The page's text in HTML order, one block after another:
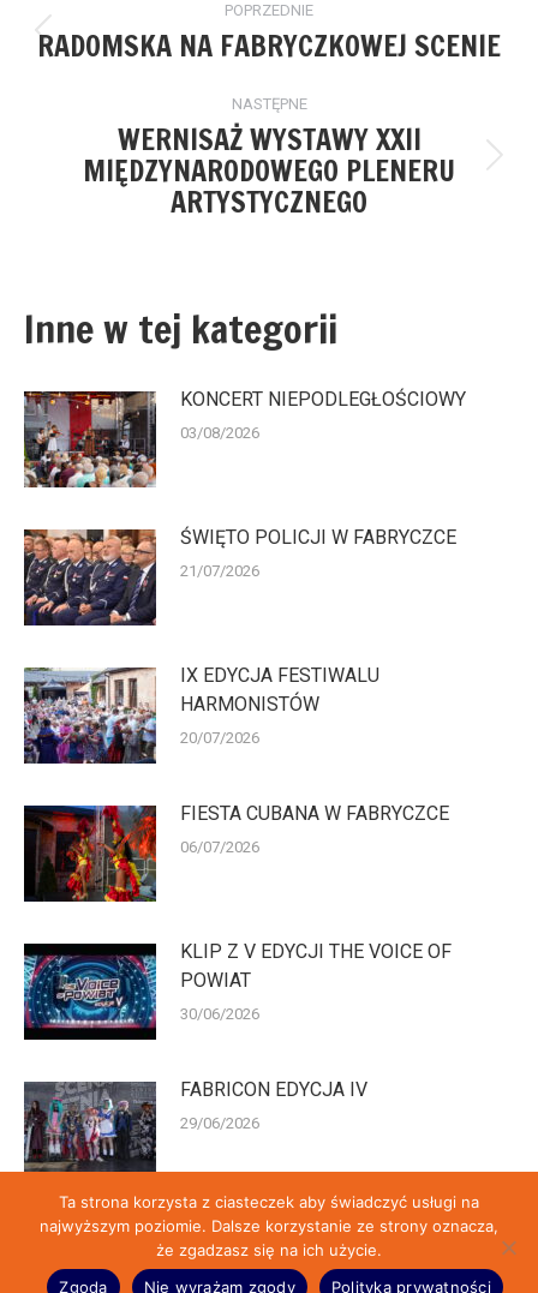
wpisów
POPRZEDNIE
Poprzedni
RADOMSKA NA FABRYCZKOWEJ SCENIE
NASTĘPNE
Następny
wpis:
WERNISAŻ WYSTAWY XXII
MIĘDZYNARODOWEGO PLENERU
ARTYSTYCZNEGO
Inne w tej kategorii
KONCERT NIEPODLEGŁOŚCIOWY
03/08/2026
ŚWIĘTO POLICJI W FABRYCZCE
21/07/2026
IX EDYCJA FESTIWALU
HARMONISTÓW
20/07/2026
FIESTA CUBANA W FABRYCZCE
06/07/2026
KLIP Z V EDYCJI THE VOICE OF
POWIAT
30/06/2026
FABRICON EDYCJA IV
29/06/2026
© Fabryczka 2026 | Przygotowane przez: Reklama-Wolomin.pl ht6.pl
Ta strona korzysta z ciasteczek aby świadczyć usługi na
najwyższym poziomie. Dalsze korzystanie ze strony oznacza,
że zgadzasz się na ich użycie.
Zgoda
Nie wyrażam zgody Polityka prywatności